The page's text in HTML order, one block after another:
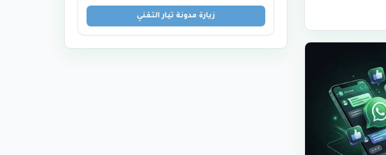
زيارة مدونة تيار التقني